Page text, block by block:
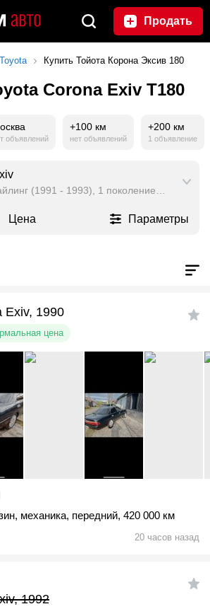
Продать
Toyota Купить Тойота Корона Эксив 180
Corona Exiv T180
объявлений
+100 км
нет объявлений
+200 км
1 объявление
(1991 - 1993), 1 поколение (1989 -
Цена Параметры
Exiv, 1990
цена
, механика, передний, 420 000 км
20 часов назад
1992